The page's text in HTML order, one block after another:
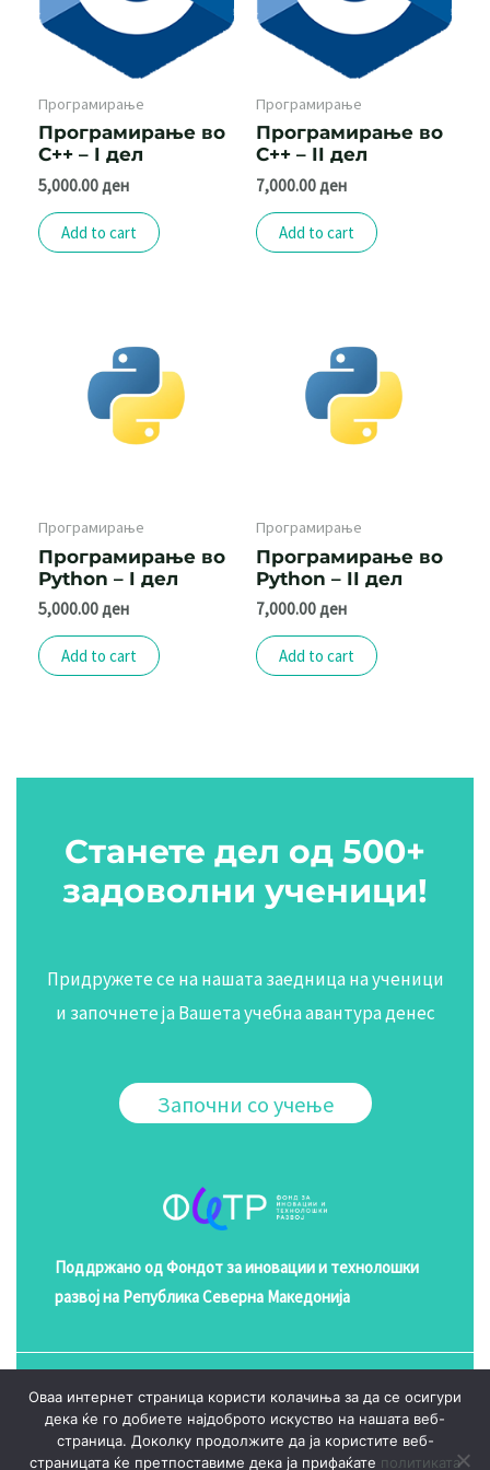
Програмирање
Програмирање во
C++ – I дел
5,000.00ден
Add to cart
Програмирање
Програмирање во
C++ – II дел
7,000.00ден
Add to cart
Програмирање
Програмирање во
Python – I дел
5,000.00ден
Add to cart
Програмирање
Програмирање во
Python – II дел
7,000.00ден
Add to cart
Станете дел од 500+
задоволни ученици!
Придружете се на нашата заедница на ученици
и започнете ја Вашета учебна авантура денес
Започни со учење
Поддржано од Фондот за иновации и технолошки
развој на Република Северна Македонија
© 2026 Курсеви
Политика на приватност
Оваа интернет страница користи колачиња за да се осигури
дека ќе го добиете најдоброто искуство на нашата веб-
страница. Доколку продолжите да ја користите веб-
страницата ќе претпоставиме дека ја прифаќате политиката